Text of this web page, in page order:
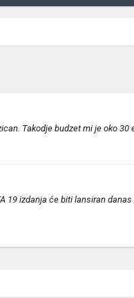
Takodje budzet mi je oko 30
izdanja će biti lansiran